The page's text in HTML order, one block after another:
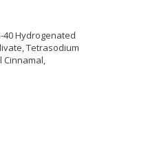
40 Hydrogenated
Tetrasodium